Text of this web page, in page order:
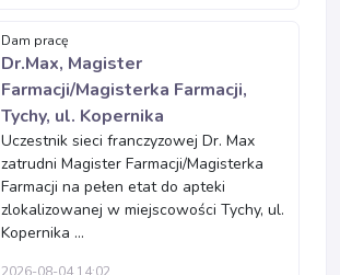
Dam pracę
Dr.Max, Magister
Farmacji/Magisterka Farmacji,
Tychy, ul. Kopernika
Uczestnik sieci franczyzowej Dr. Max
zatrudni Magister Farmacji/Magisterka
Farmacji na pełen etat do apteki
zlokalizowanej w miejscowości Tychy, ul.
Kopernika ...